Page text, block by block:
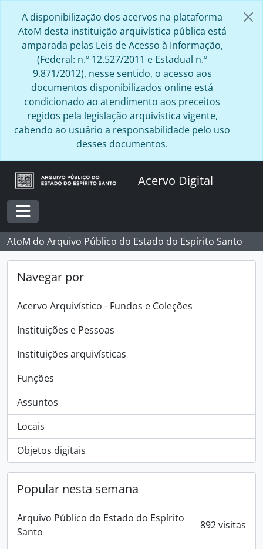
A disponibilização dos acervos na plataforma
AtoM desta instituição arquivística pública está
amparada pelas Leis de Acesso à Informação,
(Federal: n.º 12.527/2011 e Estadual n.º
9.871/2012), nesse sentido, o acesso aos
documentos disponibilizados online está
condicionado ao atendimento aos preceitos
regidos pela legislação arquivística vigente,
cabendo ao usuário a responsabilidade pelo uso
desses documentos.
Acervo Digital
Toggle navigation
AtoM do Arquivo Público do Estado do Espírito Santo
Navegar por
Acervo Arquivístico - Fundos e Coleções
Instituições e Pessoas
Instituições arquivísticas
Funções
Assuntos
Locais
Objetos digitais
Popular nesta semana
Arquivo Público do Estado do Espírito
Santo
892 visitas